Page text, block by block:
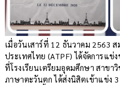
เมื่อวันเสาร์ที่ 12 ธันวาคม 2563
ประเทศไทย (ATPF) ได้จัดการแข่
ที่โรงเรียนเตรียมอุดมศึกษา สาขา
ภาษาตะวันตก ได้ส่งนิสิตเข้าแข่ง 3